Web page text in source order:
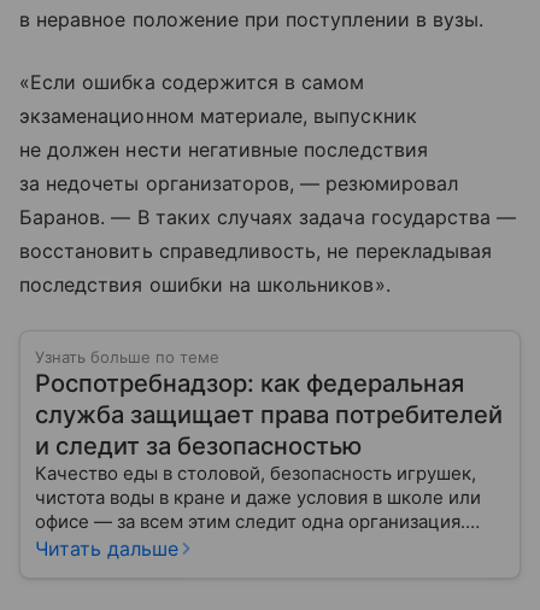
в неравное положение при поступлении в вузы.
«Если ошибка содержится в самом
экзаменационном материале, выпускник
не должен нести негативные последствия
за недочеты организаторов, — резюмировал
Баранов. — В таких случаях задача государства —
восстановить справедливость, не перекладывая
последствия ошибки на школьников».
Узнать больше по теме
Роспотребнадзор: как федеральная
служба защищает права потребителей
и следит за безопасностью
Качество еды в столовой, безопасность игрушек,
чистота воды в кране и даже условия в школе или
офисе — за всем этим следит одна организация.
Роспотребнадзор — федеральная служба, которая
Читать дальше